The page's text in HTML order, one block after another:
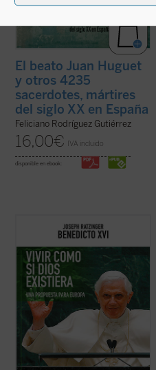
El beato Juan Huguet
y otros 4235
sacerdotes, mártires
del siglo XX en España
Feliciano Rodríguez Gutiérrez
16,00€ IVA incluido
disponible en ebook:
El propósito de este libro no es otro que
, tomando en serio lo que
tradición intelectual. Reúne textos de
Joseph Ratzinger/Benedicto XVI en torno a
un hilo conductor: su gran ...
(ver ficha)